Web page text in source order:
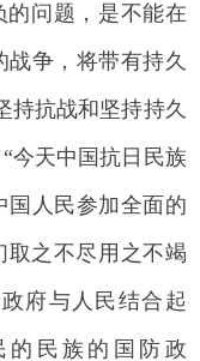
的问题，是不能在
争，将带有持久
持抗战和坚持持久
今天中国抗日民族
国人民参加全面的
取之不尽用之不竭
府与人民结合起
民族的国防政